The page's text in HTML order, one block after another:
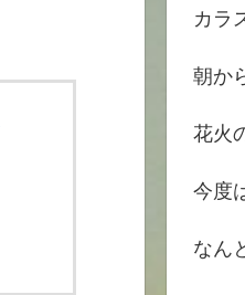
カラ
朝か
花火
今度
なん